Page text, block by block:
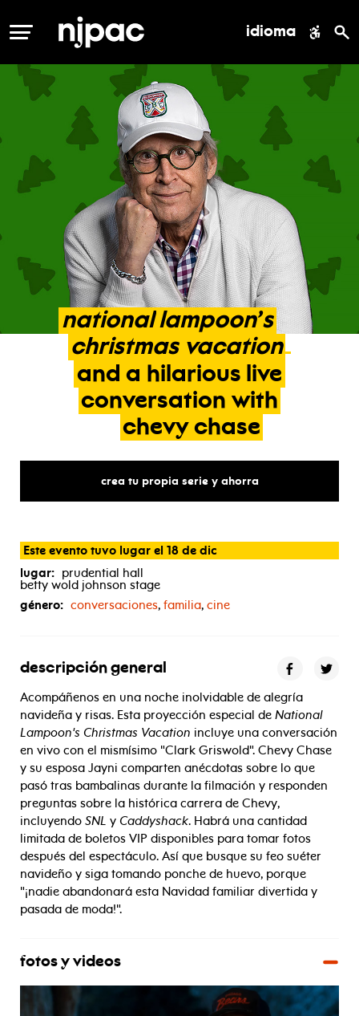
MENÚ idioma
national lampoon’s
christmas vacation
and a hilarious live
conversation with
chevy chase
crea tu propia serie y ahorra
Este evento tuvo lugar el 18 de dic
lugar: prudential hall
betty wold johnson stage
género: conversaciones, familia, cine
descripción general
Acompáñenos en una noche inolvidable de alegría
navideña y risas. Esta proyección especial de National
Lampoon's Christmas Vacation incluye una conversación
en vivo con el mismísimo "Clark Griswold". Chevy Chase
y su esposa Jayni comparten anécdotas sobre lo que
pasó tras bambalinas durante la filmación y responden
preguntas sobre la histórica carrera de Chevy,
incluyendo SNL y Caddyshack. Habrá una cantidad
limitada de boletos VIP disponibles para tomar fotos
después del espectáculo. Así que busque su feo suéter
navideño y siga tomando ponche de huevo, porque
"¡nadie abandonará esta Navidad familiar divertida y
pasada de moda!".
fotos y videos